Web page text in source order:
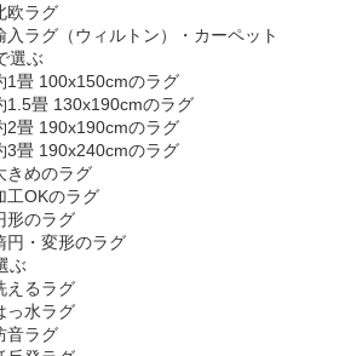
欧ラグ
入ラグ（ウィルトン）・カーペット
選ぶ
1畳 100x150cmのラグ
1.5畳 130x190cmのラグ
2畳 190x190cmのラグ
3畳 190x240cmのラグ
きめのラグ
工OKのラグ
形のラグ
円・変形のラグ
ぶ
えるラグ
っ水ラグ
音ラグ